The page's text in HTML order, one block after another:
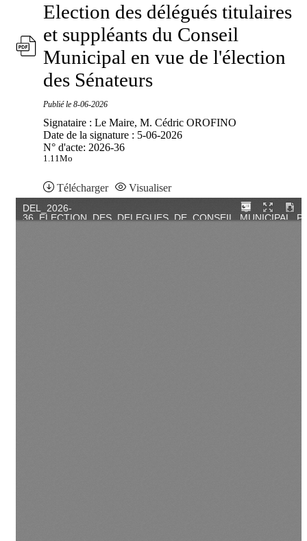
Election des délégués titulaires
et suppléants du Conseil
Municipal en vue de l'élection
des Sénateurs
Publié le 8-06-2026
Signataire : Le Maire, M. Cédric OROFINO
Date de la signature : 5-06-2026
N° d'acte: 2026-36
1.11Mo
Télécharger Visualiser